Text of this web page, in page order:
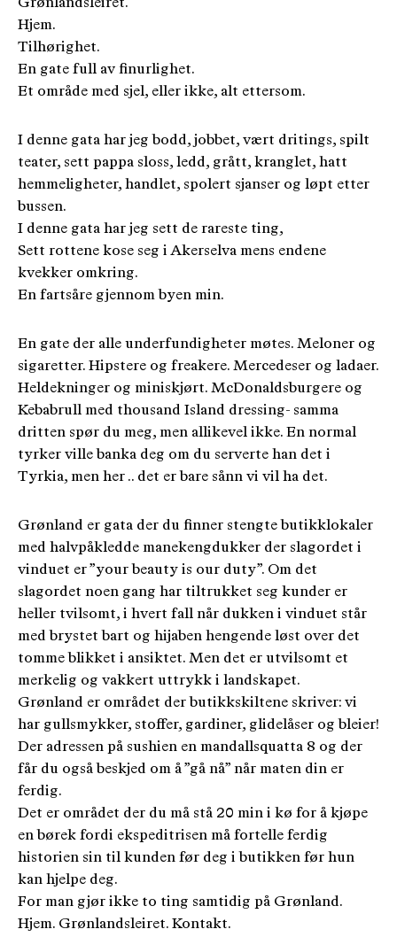
Grønlandsleiret.
Hjem.
Tilhørighet.
En gate full av finurlighet.
Et område med sjel, eller ikke, alt ettersom.
I denne gata har jeg bodd, jobbet, vært dritings, spilt
teater, sett pappa sloss, ledd, grått, kranglet, hatt
hemmeligheter, handlet, spolert sjanser og løpt etter
bussen.
I denne gata har jeg sett de rareste ting,
Sett rottene kose seg i Akerselva mens endene
kvekker omkring.
En fartsåre gjennom byen min.
En gate der alle underfundigheter møtes. Meloner og
sigaretter. Hipstere og freakere. Mercedeser og ladaer.
Heldekninger og miniskjørt. McDonaldsburgere og
Kebabrull med thousand Island dressing- samma
dritten spør du meg, men allikevel ikke. En normal
tyrker ville banka deg om du serverte han det i
Tyrkia, men her .. det er bare sånn vi vil ha det.
Grønland er gata der du finner stengte butikklokaler
med halvpåkledde manekengdukker der slagordet i
vinduet er ”your beauty is our duty”. Om det
slagordet noen gang har tiltrukket seg kunder er
heller tvilsomt, i hvert fall når dukken i vinduet står
med brystet bart og hijaben hengende løst over det
tomme blikket i ansiktet. Men det er utvilsomt et
merkelig og vakkert uttrykk i landskapet.
Grønland er området der butikkskiltene skriver: vi
har gullsmykker, stoffer, gardiner, glidelåser og bleier!
Der adressen på sushien en mandallsquatta 8 og der
får du også beskjed om å ”gå nå” når maten din er
ferdig.
Det er området der du må stå 20 min i kø for å kjøpe
en børek fordi ekspeditrisen må fortelle ferdig
historien sin til kunden før deg i butikken før hun
kan hjelpe deg.
For man gjør ikke to ting samtidig på Grønland.
Hjem. Grønlandsleiret. Kontakt.